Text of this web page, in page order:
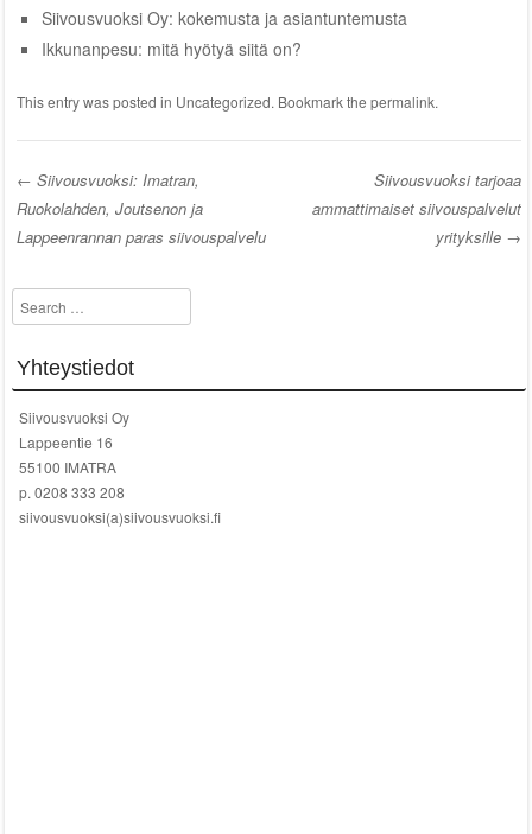
Siivousvuoksi Oy: kokemusta ja asiantuntemusta
Ikkunanpesu: mitä hyötyä siitä on?
This entry was posted in Uncategorized. Bookmark the permalink.
Post navigation
← Siivousvuoksi: Imatran,
Ruokolahden, Joutsenon ja
Lappeenrannan paras siivouspalvelu
Siivousvuoksi tarjoaa
ammattimaiset siivouspalvelut
yrityksille →
Search
Yhteystiedot
Siivousvuoksi Oy
Lappeentie 16
55100 IMATRA
p. 0208 333 208
siivousvuoksi(a)siivousvuoksi.fi